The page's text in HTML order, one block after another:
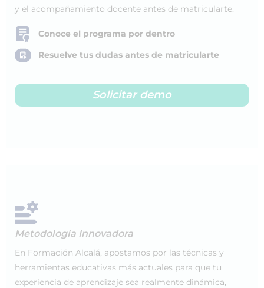
y el acompañamiento docente antes de matricularte.
Conoce el programa por dentro
Resuelve tus dudas antes de matricularte
Solicitar demo
Metodología Innovadora
En Formación Alcalá, apostamos por las técnicas y
herramientas educativas más actuales para que tu
experiencia de aprendizaje sea realmente dinámica,